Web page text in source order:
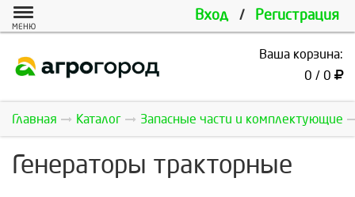
Вход / Регистрация
МЕНЮ
Ваша корзина:
0 / 0
Главная Каталог Запасные части и комплектующие
Генераторы тракторные